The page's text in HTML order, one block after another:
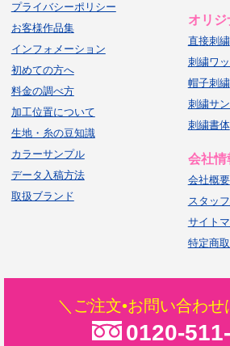
プライバシーポリシー
お客様作品集
インフォメーション
初めての方へ
料金の調べ方
加工位置について
生地・糸の豆知識
カラーサンプル
データ入稿方法
取扱ブランド
オリ
直接刺繍
刺繍ワ
帽子刺繍
刺繍サ
刺繍書体
会社情
会社概要
スタッ
サイト
特定商
＼ご注文•お問い合わせ
0120-